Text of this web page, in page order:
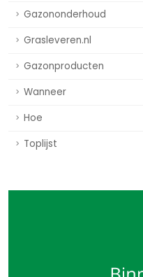
Gazononderhoud
Grasleveren.nl
Gazonproducten
Wanneer
Hoe
Toplijst